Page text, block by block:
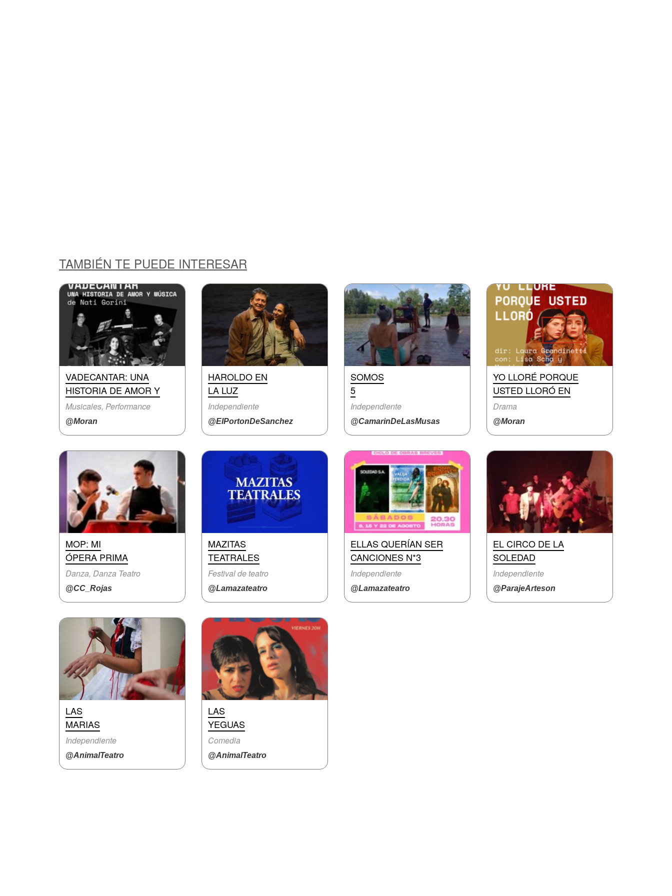
TAMBIÉN TE PUEDE INTERESAR
VADECANTAR: UNA
HISTORIA DE AMOR Y
Musicales, Performance
@Moran
HAROLDO EN
LA LUZ
Independiente
@ElPortonDeSanchez
SOMOS
5
Independiente
@CamarinDeLasMusas
YO LLORÉ PORQUE
USTED LLORÓ EN
Drama
@Moran
MOP: MI
ÓPERA PRIMA
Danza, Danza Teatro
@CC_Rojas
MAZITAS
TEATRALES
Festival de teatro
@Lamazateatro
ELLAS QUERÍAN SER
CANCIONES N*3
Independiente
@Lamazateatro
EL CIRCO DE LA
SOLEDAD
Independiente
@ParajeArteson
LAS
MARIAS
Independiente
@AnimalTeatro
LAS
YEGUAS
Comedia
@AnimalTeatro